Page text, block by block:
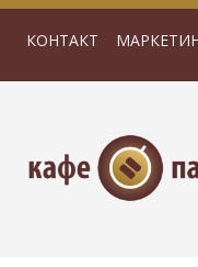
КОНТАКТ